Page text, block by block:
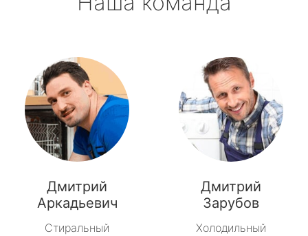
Дмитрий
Аркадьевич
Стиральный
Дмитрий
Зарубов
Холодильный